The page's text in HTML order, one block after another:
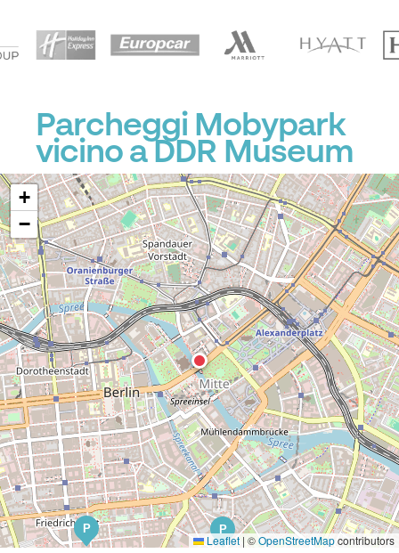
Parcheggi Mobypark
vicino a DDR Museum
P
P
+
−
Leaflet | ©OpenStreetMapcontributors